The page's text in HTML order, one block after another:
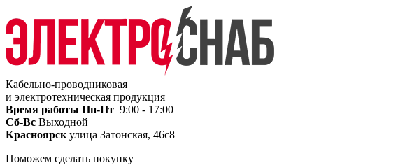
Кабельно-проводниковая
и электротехническая продукция
Время работы Пн-Пт 9:00 - 17:00
Сб-Вс Выходной
Красноярск улица Затонская, 46с8
Поможем сделать покупку